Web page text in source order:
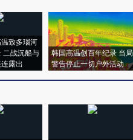
致多瑙河
二战沉船与
露出
韩国高温创百年纪录 当局
警告停止一切户外活动